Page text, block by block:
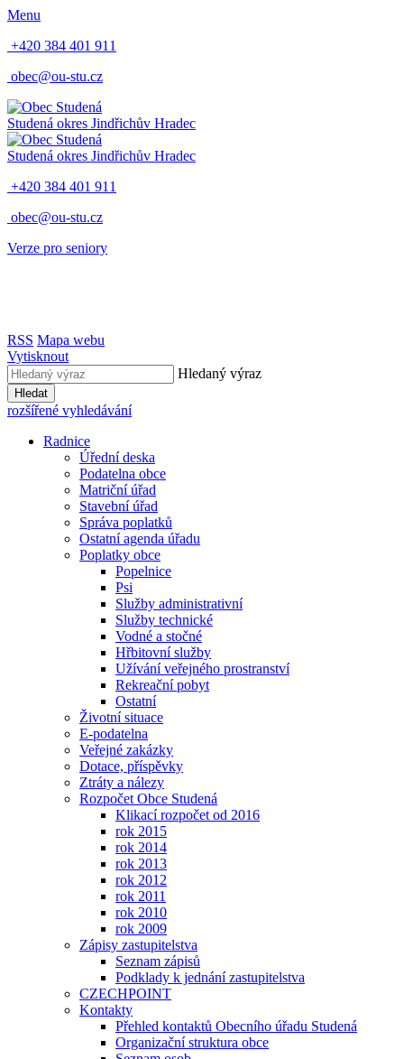
Menu
+420 384 401 911
obec@ou-stu.cz
Studená okres Jindřichův Hradec
Studená okres Jindřichův Hradec
+420 384 401 911
obec@ou-stu.cz
Verze pro seniory
RSS Mapa webu
Vytisknout
Hledaný výraz
Hledat
rozšířené vyhledávání
Radnice
Úřední deska
Podatelna obce
Matriční úřad
Stavební úřad
Správa poplatků
Ostatní agenda úřadu
Poplatky obce
Popelnice
Psi
Služby administrativní
Služby technické
Vodné a stočné
Hřbitovní služby
Užívání veřejného prostranství
Rekreační pobyt
Ostatní
Životní situace
E-podatelna
Veřejné zakázky
Dotace, příspěvky
Ztráty a nálezy
Rozpočet Obce Studená
Klikací rozpočet od 2016
rok 2015
rok 2014
rok 2013
rok 2012
rok 2011
rok 2010
rok 2009
Zápisy zastupitelstva
Seznam zápisů
Podklady k jednání zastupitelstva
CZECHPOINT
Kontakty
Přehled kontaktů Obecního úřadu Studená
Organizační struktura obce